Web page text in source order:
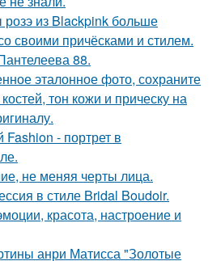
розэ из Blackpink больше
своими причёсками и стилем.
88.
эталонное фото, сохраните
тон кожи и прическу на
- портрет в
не меняя черты лица.
в стиле Bridal Boudoir.
красота, настроение и
анри Матисса "Золотые